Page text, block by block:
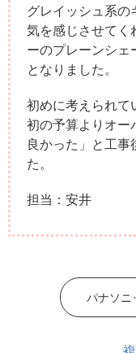
グレイッシュ系の
気を感じさせてく
ーのプレーンシェ
となりました。
初めに考えられて
初の予算よりオー
良かった」と工事
た。
担当：安井
パナソニ